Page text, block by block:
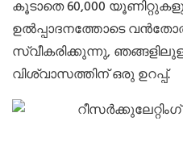
കൂടാതെ 60,000
ഉൽപ്പാദനത്തോടെ
സ്വീകരിക്കുന്നു,
വിശ്വാസത്തിന് ഒരു ഉറപ്പ്.